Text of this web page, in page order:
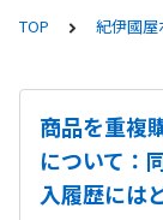
TOP 紀伊國屋
商品を重複
について：
入履歴には